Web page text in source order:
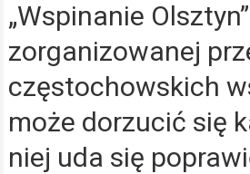
„Wspinanie Olsztyn”
zorganizowanej
częstochowskich
może dorzucić się
niej uda się